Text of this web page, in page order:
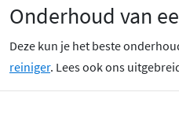
Onderhoud van
Deze kun je het beste
reiniger. Lees ook ons